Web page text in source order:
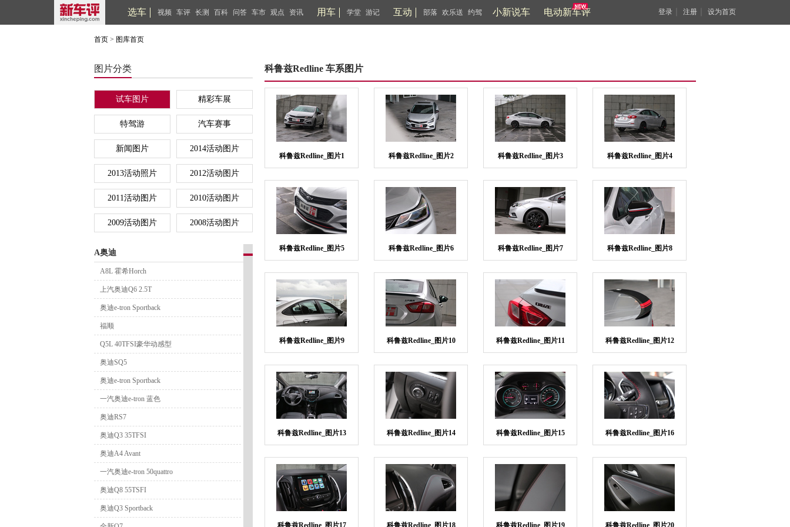
选车 视频 车评 长测 百科 问答 车市 观点 资讯 用车 学堂 游记 互动 部落 欢乐送 约驾 小新说车 电动新车评 登录 注册 设为首页
首页 > 图库首页
图片分类
试车图片 精彩车展
特驾游 汽车赛事
新闻图片 2014活动图片
2013活动照片 2012活动图片
2011活动图片 2010活动图片
2009活动图片 2008活动图片
A奥迪
A8L 霍希Horch
上汽奥迪Q6 2.5T
奥迪e-tron Sportback
福顺
Q5L 40TFSI豪华动感型
奥迪SQ5
奥迪e-tron Sportback
一汽奥迪e-tron 蓝色
奥迪RS7
奥迪Q3 35TFSI
奥迪A4 Avant
一汽奥迪e-tron 50quattro
奥迪Q8 55TSFI
奥迪Q3 Sportback
科鲁兹Redline 车系图片
科鲁兹Redline_图片1 科鲁兹Redline_图片2 科鲁兹Redline_图片3 科鲁兹Redline_图片4
科鲁兹Redline_图片5 科鲁兹Redline_图片6 科鲁兹Redline_图片7 科鲁兹Redline_图片8
科鲁兹Redline_图片9 科鲁兹Redline_图片10 科鲁兹Redline_图片11 科鲁兹Redline_图片12
科鲁兹Redline_图片13 科鲁兹Redline_图片14 科鲁兹Redline_图片15 科鲁兹Redline_图片16
科鲁兹Redline_图片17 科鲁兹Redline_图片18 科鲁兹Redline_图片19 科鲁兹Redline_图片20